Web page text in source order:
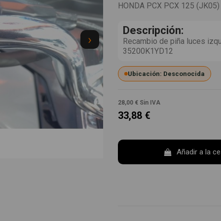
›
HONDA PCX PCX 125 (JK05)
Descripción:
Recambio de piña luces
35200K1YD12
Ubicación: Desconocida
28,00 € Sin IVA
33,88 €
Añadir a la